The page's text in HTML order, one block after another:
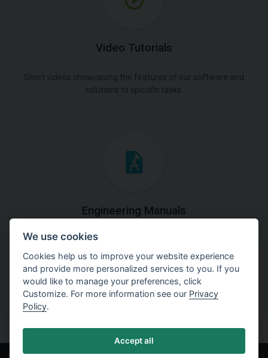
Video Tutorials
Short videos showcasing the features of our software and
solutions to specific tasks.
Engineering Manuals
Step by steps guides on how
to solve a specific tasks.
We use cookies
Cookies help us to improve your website experience
and provide more personalized services to you. If you
would like to manage your preferences, click
Customize. For more information see our Privacy
Policy.
Accept all